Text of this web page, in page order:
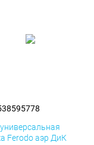
Ferodo аэр ДиК